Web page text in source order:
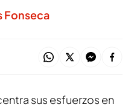
Fonseca
sus esfuerzos en